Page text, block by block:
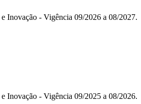
Inovação - Vigência 09/2026 a 08/2027.
Inovação - Vigência 09/2025 a 08/2026.